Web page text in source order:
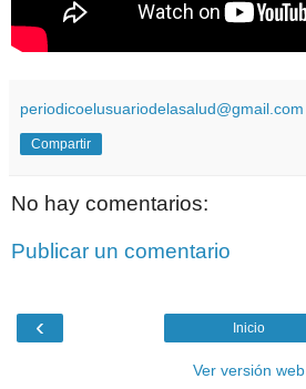
periodicoelusuariodelasalud@gmail.com
Compartir
No hay comentarios:
Publicar un comentario
‹ Inicio
Ver versión web